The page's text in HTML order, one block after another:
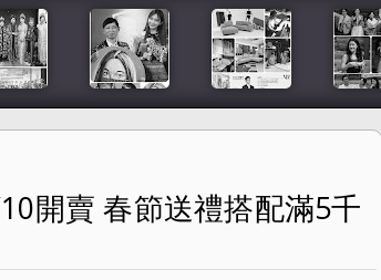
史上最划算！ -- EDN
開賣 春節送禮搭配滿5千